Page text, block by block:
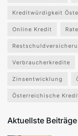
Kreditwürdigkeit
Online Kredit
Verbraucherkredite
Zinsentwicklung
Österreichische
Aktuellste Beiträge